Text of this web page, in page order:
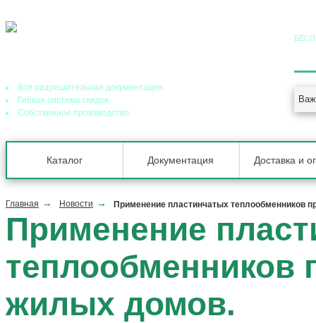
Вся разрешительная документация
Гибкая система скидок
Собственное производство
Каталог Документация Доставка и
Главная Новости Применение пластинчатых теплообменников
Применение
теплообменников
жилых домов.